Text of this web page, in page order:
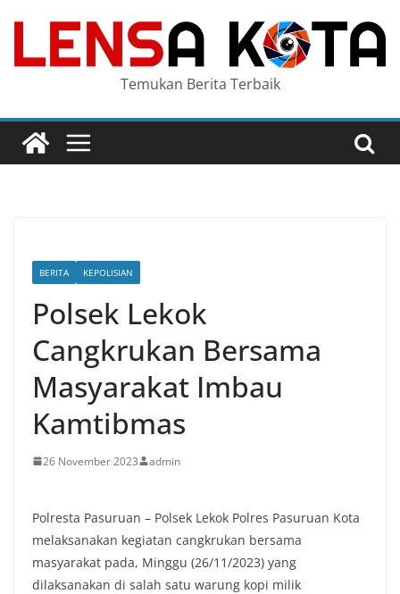
content
Temukan Berita Terbaik
BERITA KEPOLISIAN
Polsek Lekok
Cangkrukan Bersama
Masyarakat Imbau
Kamtibmas
26 November 2023 admin
Polresta Pasuruan – Polsek Lekok Polres Pasuruan Kota
melaksanakan kegiatan cangkrukan bersama
masyarakat pada, Minggu (26/11/2023) yang
dilaksanakan di salah satu warung kopi milik